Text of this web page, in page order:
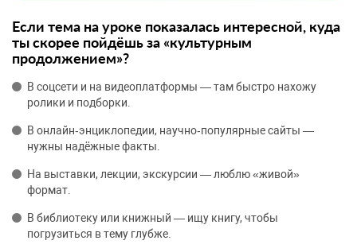
Если тема на уроке показалась интересной, куда
ты скорее пойдёшь за «культурным
продолжением»?
В соцсети и на видеоплатформы — там быстро нахожу
ролики и подборки.
В онлайн‑энциклопедии, научно‑популярные сайты —
нужны надёжные факты.
На выставки, лекции, экскурсии — люблю «живой»
формат.
В библиотеку или книжный — ищу книгу, чтобы
погрузиться в тему глубже.